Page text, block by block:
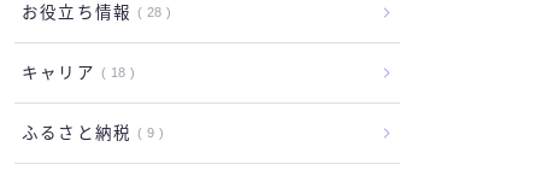
お役立ち情報 28
キャリア 18
ふるさと納税 9